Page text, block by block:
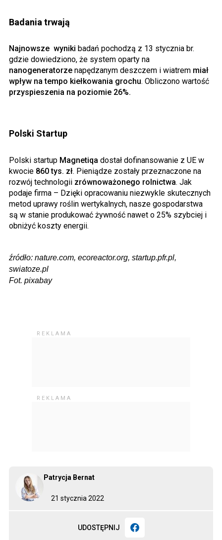
21 stycznia 2022
Patrycja Bernat
UDOSTĘPNIJ
Badania trwają
Najnowsze wyniki badań pochodzą z 13 stycznia br.
gdzie dowiedziono, że system oparty na
nanogeneratorze napędzanym deszczem i wiatrem miał
wpływ na tempo kiełkowania grochu. Obliczono wartość
przyspieszenia na poziomie 26%.
Polski Startup
Polski startup Magnetiqa dostał dofinansowanie z UE w
kwocie 860 tys. zł. Pieniądze zostały przeznaczone na
rozwój technologii zrównoważonego rolnictwa. Jak
podaje firma – Dzięki opracowaniu niezwykle skutecznych
metod uprawy roślin wertykalnych, nasze gospodarstwa
są w stanie produkować żywność nawet o 25% szybciej i
obniżyć koszty energii.
źródło: nature.com, ecoreactor.org, startup.pfr.pl,
swiatoze.pl
Fot. pixabay